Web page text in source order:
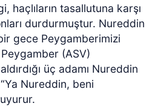
haçlıların tasallutuna karşı
durdurmuştur. Nureddin
gece Peygamberimizi
(ASV)
üç adamı Nureddin
Nureddin, beni